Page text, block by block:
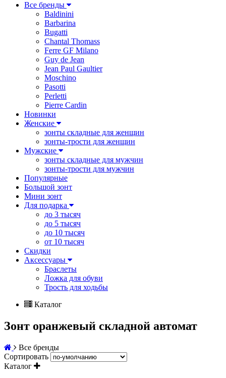
Все бренды
Baldinini
Barbarina
Bugatti
Chantal Thomass
Ferre GF Milano
Guy de Jean
Jean Paul Gaultier
Moschino
Pasotti
Perletti
Pierre Cardin
Новинки
Женские
зонты складные для женщин
зонты-трости для женщин
Мужские
зонты складные для мужчин
зонты-трости для мужчин
Популярные
Большой зонт
Мини зонт
Для подарка
до 3 тысяч
до 5 тысяч
до 10 тысяч
от 10 тысяч
Скидки
Аксессуары
Браслеты
Ложка для обуви
Трость для ходьбы
Каталог
Зонт оранжевый складной автомат
Все бренды
Сортировать
Каталог